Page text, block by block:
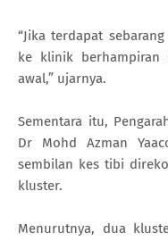
“Jika terdapat
ke klinik berhampiran
awal,” ujarnya.
Sementara itu,
Dr Mohd Azman
sembilan kes tibi
kluster.
Menurutnya, dua